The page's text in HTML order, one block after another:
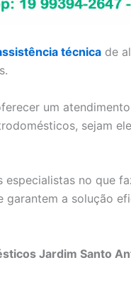
técnica de
um
sejam
no que
garantem a solução
Jardim Santo